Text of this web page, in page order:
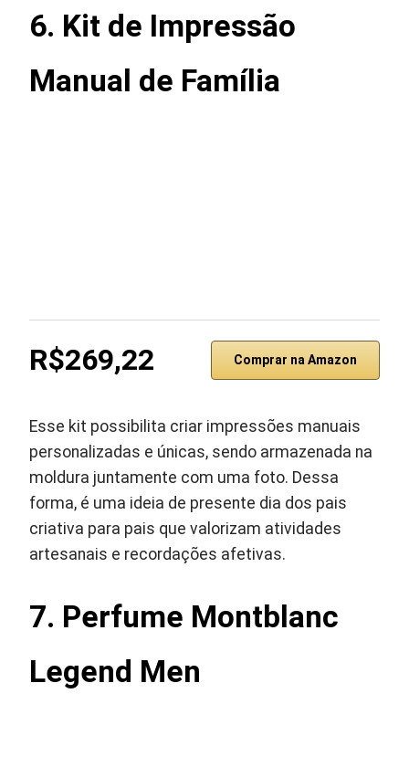
6. Kit de Impressão
Manual de Família
R$269,22 Comprar na Amazon
Esse kit possibilita criar impressões manuais
personalizadas e únicas, sendo armazenada na
moldura juntamente com uma foto. Dessa
forma, é uma ideia de presente dia dos pais
criativa para pais que valorizam atividades
artesanais e recordações afetivas.
7. Perfume Montblanc
Legend Men